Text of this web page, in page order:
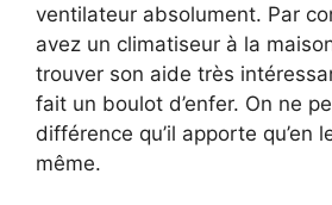
ventilateur absolument. Par
avez un climatiseur à la
trouver son aide très
fait un boulot d’enfer. On ne
différence qu’il apporte qu’en
même.